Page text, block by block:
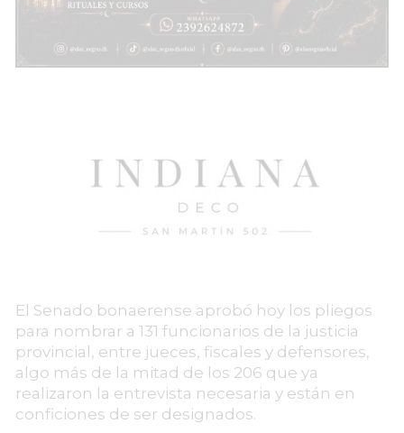
El Senado bonaerense aprobó hoy los pliegos
para nombrar a 131 funcionarios de la justicia
provincial, entre jueces, fiscales y defensores,
algo más de la mitad de los 206 que ya
realizaron la entrevista necesaria y están en
conficiones de ser designados.